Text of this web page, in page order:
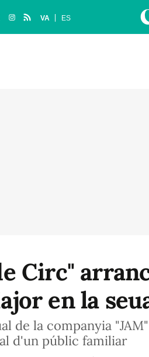
VA ES
Circ"
en la
de la companyia
d'un públic familiar